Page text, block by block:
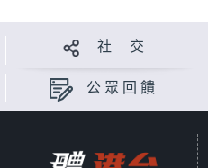
社 交
公眾回饋